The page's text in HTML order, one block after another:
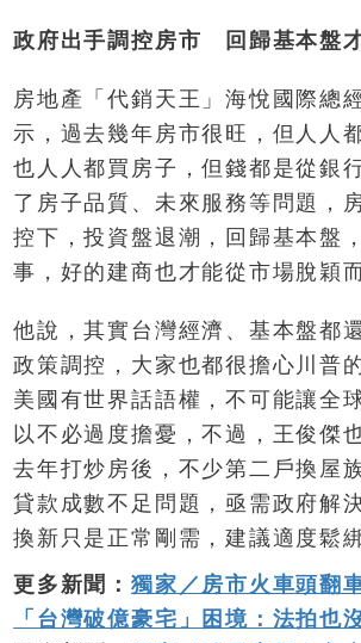
政府出手調控房市 回歸基本盤
房地產「代銷天王」海悅國際總
示，過去幾年房市很旺，但人人
也人人都買房子，但錢都是從銀
了房子品質、未來服務等問題，
控下，投資盤退潮，回歸基本盤
事，好的建商也才能從市場脫穎而
他說，其實台灣經濟、基本盤都
政策調控，大家也都很擔心川普
美國有世界話語權，不可能讓全
以不必過度擔憂，不過，王俊傑
去年打炒房後，不少第二戶換屋
貸款成數不足問題，亟需政府解
換新只是正常剛需，建議適度鬆綁
更多新聞：獨家／房市火車頭翻
「台灣破億豪宅」困境：法拍也